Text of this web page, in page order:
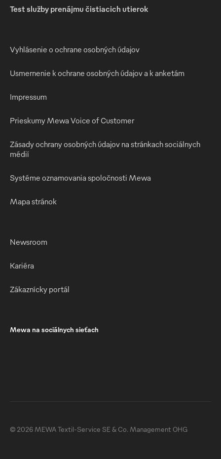
Test služby prenájmu čistiacich utierok
Vyhlásenie o ochrane osobných údajov
Usmernenie k ochrane osobných údajov a k anketám
Impressum
Prieskumy Mewa Voice of Customer
Zásady ochrany osobných údajov na stránkach sociálnych
médií
Systéme oznamovania spoločnosti Mewa
Mapa stránok
Newsroom
Kariéra
Zákaznícky portál
Mewa na sociálnych sieťach
© 2026 MEWA Textil-Service SE & Co. Management OHG